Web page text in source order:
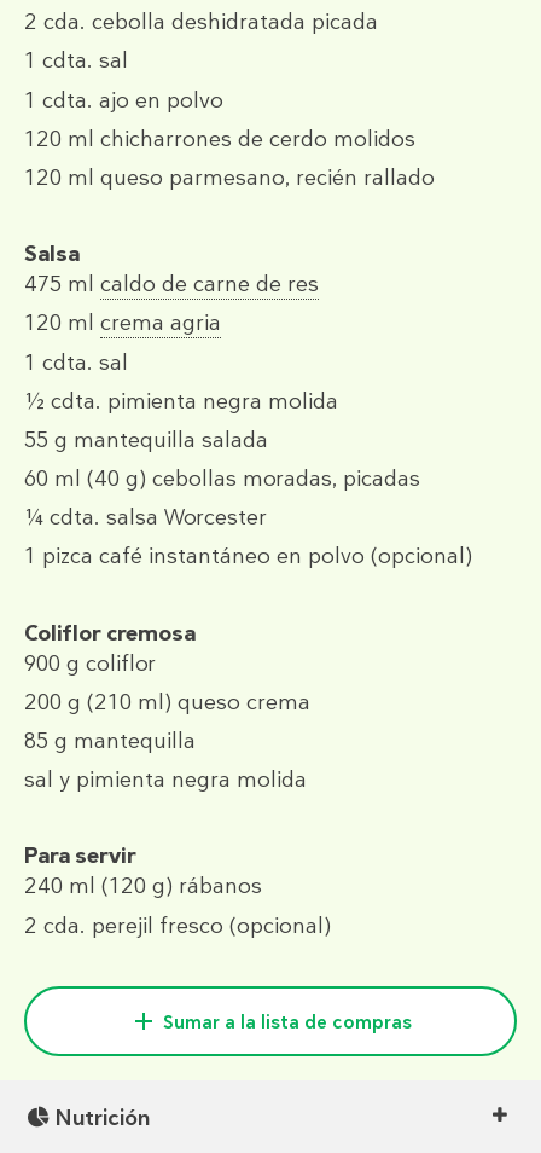
2 cda. cebolla deshidratada picada
1 cdta. sal
1 cdta. ajo en polvo
120 ml chicharrones de cerdo molidos
120 ml queso parmesano, recién rallado
Salsa
475 ml caldo de carne de res
120 ml crema agria
1 cdta. sal
½ cdta. pimienta negra molida
55 g mantequilla salada
60 ml (40 g) cebollas moradas, picadas
¼ cdta. salsa Worcester
1 pizca café instantáneo en polvo (opcional)
Coliflor cremosa
900 g coliflor
200 g (210 ml) queso crema
85 g mantequilla
sal y pimienta negra molida
Para servir
240 ml (120 g) rábanos
2 cda. perejil fresco (opcional)
Sumar a la lista de compras
Nutrición